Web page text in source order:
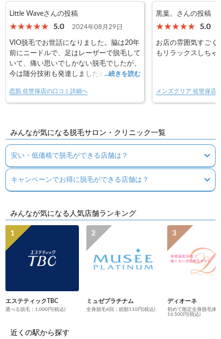
Little Waveさんの投稿
5.0 2024年08月29日
VIO脱毛でお世話になりました。脇は20年
前にニードルで、足はレーザーで脱毛して
いて、痛い思いでしかない脱毛でしたが、
今は随分技術も発達しましたね。全然痛み
んて嬉しいです。スタッフさんも優しく
て、お店の雰囲気もとてもリラックスでき
...続きを読む
恋肌 佐世保店の口コミ詳細へ
黒葉。さんの投稿
5.0
お店の雰囲気すごく
もリラックスしちゃ
メンズクリア 佐世保店
みんなが気になる脱毛サロン・クリニック一覧
安い・低価格で脱毛ができる店舗は？
キャンペーンでお得に脱毛ができる店舗は？
みんなが気になる人気店舗ランキング
エステティックTBC
選べる脱毛：1,000円(税込)
ミュゼプラチナム
全身脱毛4回：総額110円(税込)
ディオーネ
初めて限定全身脱毛体
16,500円(税込)
近くの駅から探す